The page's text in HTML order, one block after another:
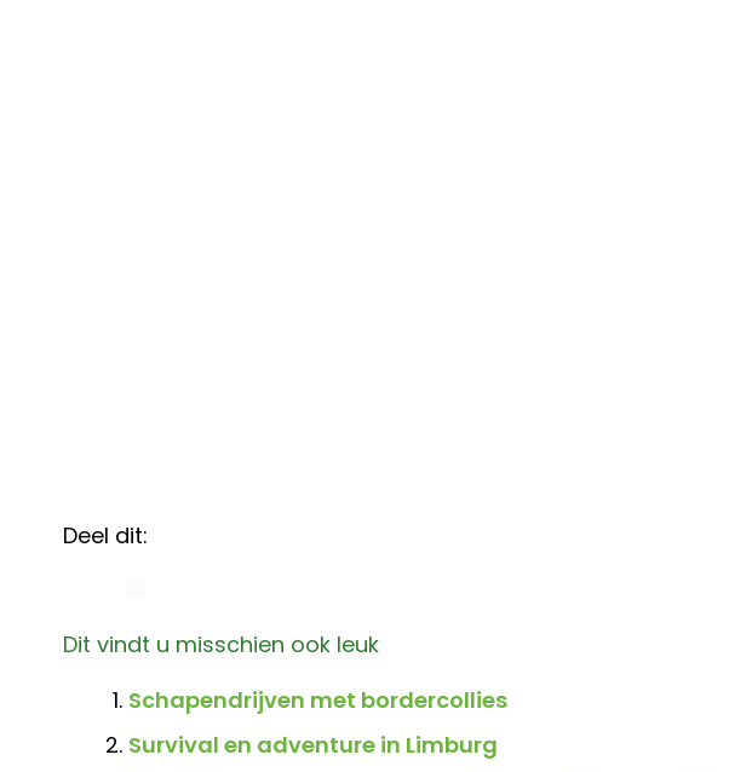
Deel dit:
Dit vindt u misschien ook leuk
Schapendrijven met bordercollies
Survival en adventure in Limburg